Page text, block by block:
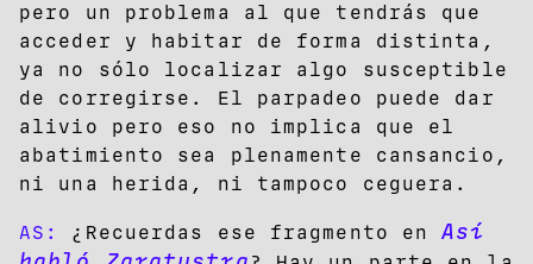
pero un problema al que tendrás que
acceder y habitar de forma distinta,
ya no sólo localizar algo susceptible
de corregirse. El parpadeo puede dar
alivio pero eso no implica que el
abatimiento sea plenamente cansancio,
ni una herida, ni tampoco ceguera.
AS: ¿Recuerdas ese fragmento enAsí